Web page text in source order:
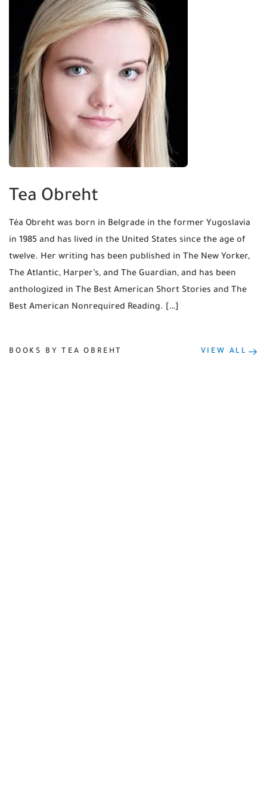
Tea Obreht
Téa Obreht was born in Belgrade in the former Yugoslavia
in 1985 and has lived in the United States since the age of
twelve. Her writing has been published in The New Yorker,
The Atlantic, Harper’s, and The Guardian, and has been
anthologized in The Best American Short Stories and The
Best American Nonrequired Reading. […]
BOOKS BY TEA OBREHT VIEW ALL